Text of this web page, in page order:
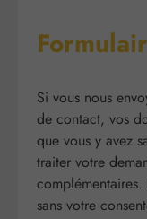
Si vous nous
de contact, vos
que vous y avez
traiter votre
complémentaires.
sans votre